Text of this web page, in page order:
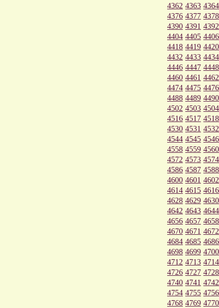
4362 4363 4364
4376 4377 4378
4390 4391 4392
4404 4405 4406
4418 4419 4420
4432 4433 4434
4446 4447 4448
4460 4461 4462
4474 4475 4476
4488 4489 4490
4502 4503 4504
4516 4517 4518
4530 4531 4532
4544 4545 4546
4558 4559 4560
4572 4573 4574
4586 4587 4588
4600 4601 4602
4614 4615 4616
4628 4629 4630
4642 4643 4644
4656 4657 4658
4670 4671 4672
4684 4685 4686
4698 4699 4700
4712 4713 4714
4726 4727 4728
4740 4741 4742
4754 4755 4756
4768 4769 4770